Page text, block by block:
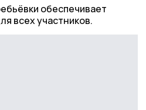
обеспечивает
всех участников.